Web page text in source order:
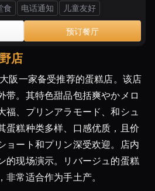
食 电话通知 儿童友好
预订餐厅
店
阪一家备受推荐的蛋糕店。该店
带。其特色甜品包括爽やかメロ
福、プリンアラモード、和シュ
蛋糕种类多样、口感优质，且价
ョート和プリン深受欢迎。店内
的现场演示。リバージュ的蛋糕
常适合作为手土产。